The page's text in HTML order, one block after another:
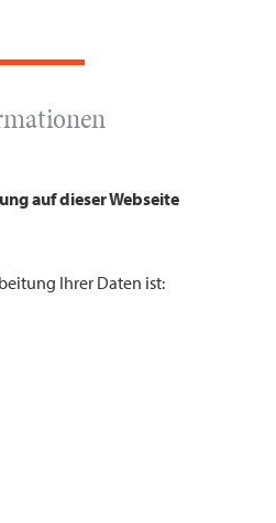
auf dieser Webseite
Ihrer Daten ist: